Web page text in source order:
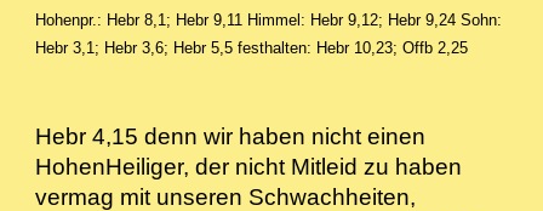
Hohenpr.: Hebr 8,1; Hebr 9,11 Himmel: Hebr 9,12; Hebr 9,24 Sohn:
Hebr 3,1; Hebr 3,6; Hebr 5,5 festhalten: Hebr 10,23; Offb 2,25
Hebr 4,15 denn wir haben nicht einen
HohenHeiliger, der nicht Mitleid zu haben
vermag mit unseren Schwachheiten,